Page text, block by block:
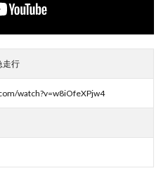
走行
watch?v=w8iOfeXPjw4